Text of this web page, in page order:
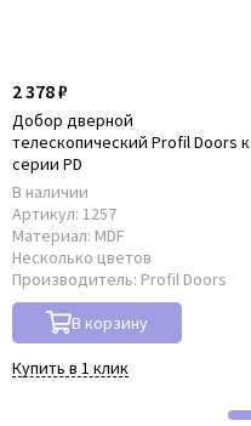
2 378 ₽
Добор дверной
телескопический Profil Doors к
серии PD
В наличии
Артикул: 1257
Материал: MDF
Несколько цветов
Производитель: Profil Doors
В корзину
Купить в 1 клик